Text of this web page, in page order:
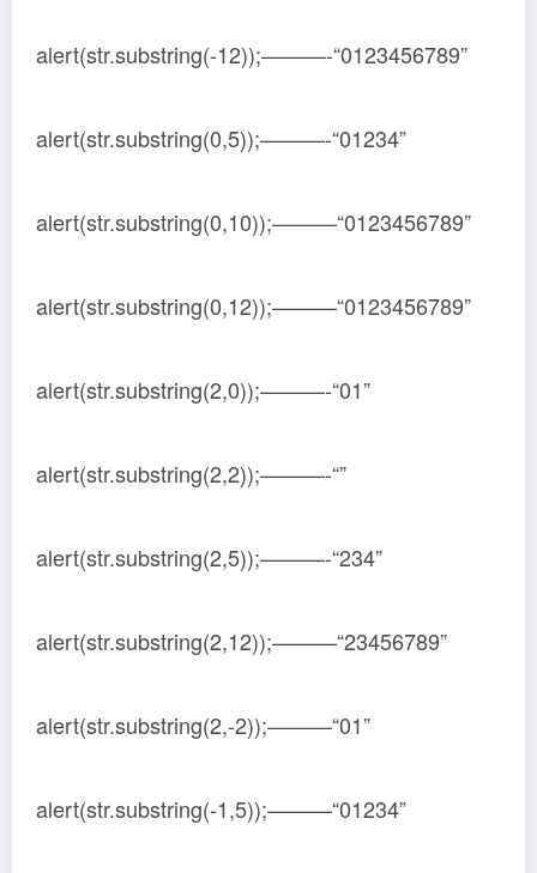
alert(str.substring(-12));———-“0123456789”
alert(str.substring(0,5));———-“01234”
alert(str.substring(0,10));———“0123456789”
alert(str.substring(0,12));———“0123456789”
alert(str.substring(2,0));———-“01”
alert(str.substring(2,2));———-“”
alert(str.substring(2,5));———-“234”
alert(str.substring(2,12));———“23456789”
alert(str.substring(2,-2));———“01”
alert(str.substring(-1,5));———“01234”